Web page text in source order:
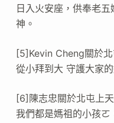
日入火安座，供奉老
神。
[5]Kevin Cheng關於北
從小拜到大 守護大家
[6]陳志忠關於北屯上天
我們都是媽祖的小孩